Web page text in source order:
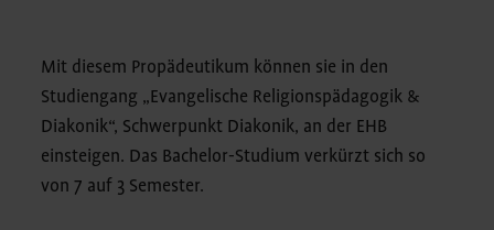
Mit diesem Propädeutikum können sie in den
Studiengang „Evangelische Religionspädagogik &
Diakonik“, Schwerpunkt Diakonik, an der EHB
einsteigen. Das Bachelor-Studium verkürzt sich so
von 7 auf 3 Semester.